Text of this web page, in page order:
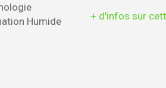
Humide
+ d'infos sur